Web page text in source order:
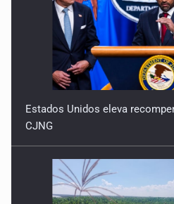
Estados Unidos eleva
CJNG